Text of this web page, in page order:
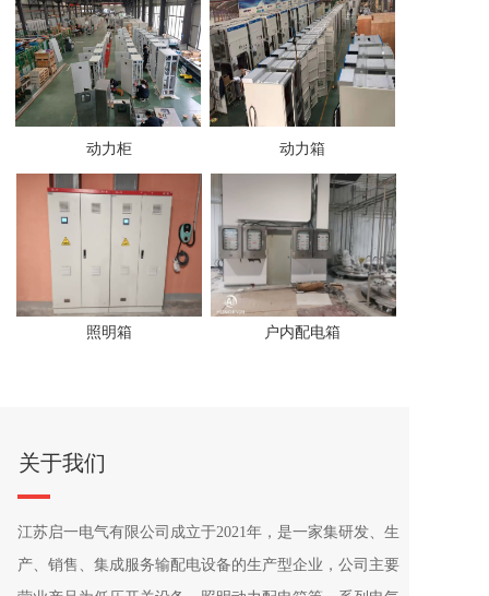
动力柜 动力箱
照明箱 户内配电箱
关于我们
江苏启一电气有限公司成立于2021年，是一家集研发、生
产、销售、集成服务输配电设备的生产型企业，公司主要